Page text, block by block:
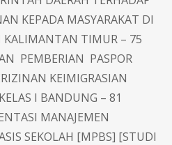
KEPADA MASYARAKAT DI
KALIMANTAN TIMUR – 75
PEMBERIAN PASPOR
KEIMIGRASIAN
I BANDUNG – 81
MANAJEMEN
SEKOLAH [MPBS] [STUDI